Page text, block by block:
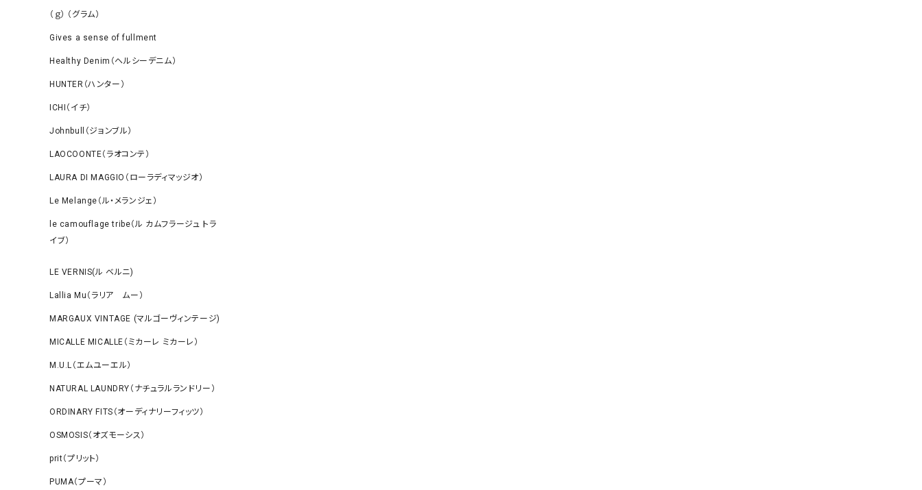
（ｇ） （グラム）
Gives a sense of fullment
Healthy Denim（ヘルシーデニム）
HUNTER（ハンター）
ICHI（イチ）
Johnbull（ジョンブル）
LAOCOONTE（ラオコンテ）
LAURA DI MAGGIO（ローラディマッジオ）
Le Melange（ル・メランジェ）
le camouflage tribe（ル カムフラージュ トラ
イブ）
LE VERNIS(ル ベルニ)
Lallia Mu（ラリア ムー）
MARGAUX VINTAGE (マルゴーヴィンテージ)
MICALLE MICALLE（ミカーレ ミカーレ）
M.U.L（エムユーエル）
NATURAL LAUNDRY（ナチュラルランドリー）
ORDINARY FITS（オーディナリーフィッツ）
OSMOSIS（オズモーシス）
prit（プリット）
PUMA（プーマ）